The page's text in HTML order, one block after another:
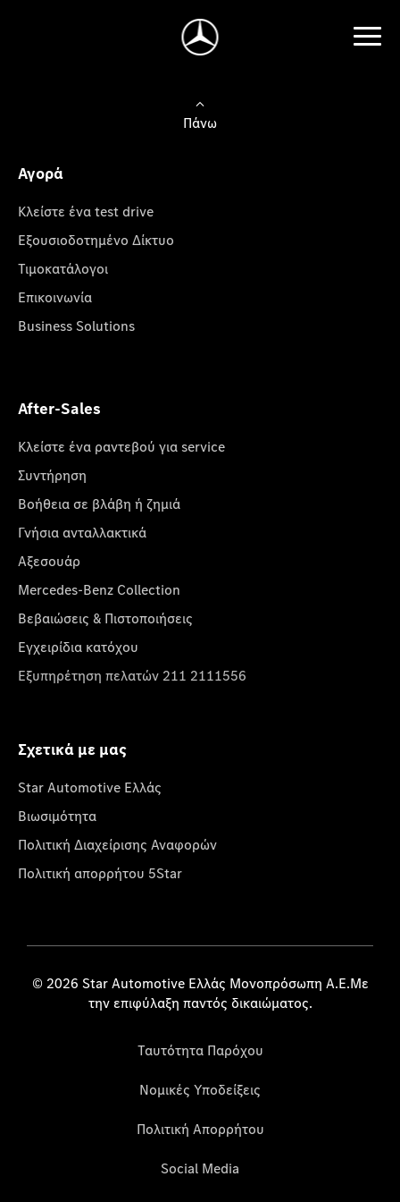
Πάνω
Αγορά
Κλείστε ένα test drive
Εξουσιοδοτημένο Δίκτυο
Τιμοκατάλογοι
Επικοινωνία
Business Solutions
After-Sales
Κλείστε ένα ραντεβού για service
Συντήρηση
Βοήθεια σε βλάβη ή ζημιά
Γνήσια ανταλλακτικά
Αξεσουάρ
Mercedes-Benz Collection
Βεβαιώσεις & Πιστοποιήσεις
Εγχειρίδια κατόχου
Εξυπηρέτηση πελατών 211 2111556
Σχετικά με μας
Star Automotive Ελλάς
Βιωσιμότητα
Πολιτική Διαχείρισης Αναφορών
Πολιτική απορρήτου 5Star
© 2026 Star Automotive Ελλάς Μονοπρόσωπη Α.Ε.Με
την επιφύλαξη παντός δικαιώματος.
Ταυτότητα Παρόχου
Νομικές Υποδείξεις
Πολιτική Απορρήτου
Social Media